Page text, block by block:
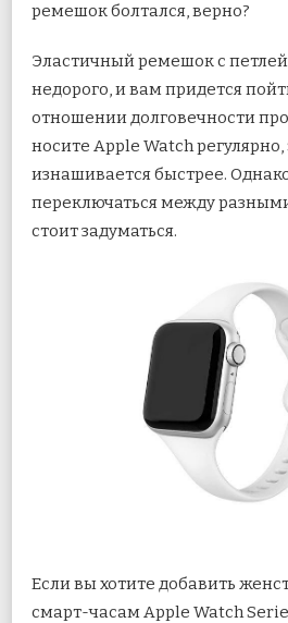
ремешок болтался, верно?
Эластичный ремешок с петлей
недорого, и вам придется
отношении долговечности
носите Apple Watch
изнашивается быстрее.
переключаться между
стоит задуматься.
Если вы хотите добавить
смарт-часам Apple Watch